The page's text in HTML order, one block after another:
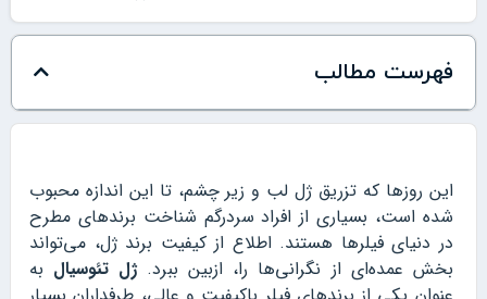
فهرست مطالب
این روزها که تزریق ژل لب و زیر چشم، تا این اندازه محبوب
شده است، بسیاری از افراد سردرگم شناخت برندهای مطرح
در دنیای فیلرها هستند. اطلاع از کیفیت برند ژل، می‌تواند
بخش عمده‌ای از نگرانی‌ها را، ازبین ببرد. ژل تئوسیال به